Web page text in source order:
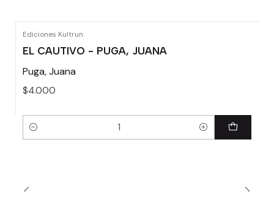
Ediciones Kultrun
EL CAUTIVO - PUGA, JUANA
Puga, Juana
$4.000
Cantidad